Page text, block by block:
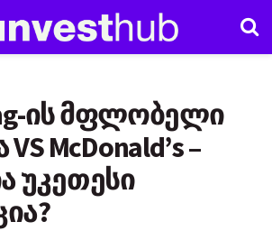
ის მფლობელი
McDonald’s –
უკეთესი